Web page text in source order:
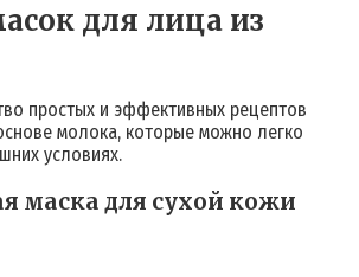
для лица из
простых и эффективных рецептов
молока, которые можно легко
условиях.
маска для сухой кожи